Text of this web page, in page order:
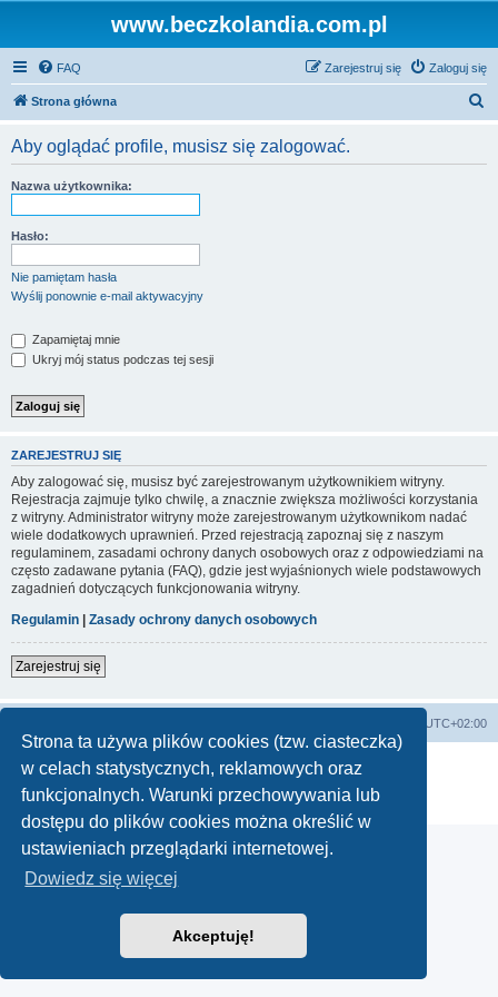
Strona ta używa plików cookies (tzw. ciasteczka)
w celach statystycznych, reklamowych oraz
funkcjonalnych. Warunki przechowywania lub
dostępu do plików cookies można określić w
ustawieniach przeglądarki internetowej.
Dowiedz się więcej
Akceptuję!
www.beczkolandia.com.pl
FAQ Zaloguj się
Zarejestruj się
Strona główna
Aby oglądać profile, musisz się zalogować.
Nazwa użytkownika:
Hasło:
Nie pamiętam hasła
Wyślij ponownie e-mail aktywacyjny
Zapamiętaj mnie
Ukryj mój status podczas tej sesji
ZAREJESTRUJ SIĘ
Aby zalogować się, musisz być zarejestrowanym użytkownikiem witryny.
Rejestracja zajmuje tylko chwilę, a znacznie zwiększa możliwości korzystania
z witryny. Administrator witryny może zarejestrowanym użytkownikom nadać
wiele dodatkowych uprawnień. Przed rejestracją zapoznaj się z naszym
regulaminem, zasadami ochrony danych osobowych oraz z odpowiedziami na
często zadawane pytania (FAQ), gdzie jest wyjaśnionych wiele podstawowych
zagadnień dotyczących funkcjonowania witryny.
Regulamin | Zasady ochrony danych osobowych
Zarejestruj się
UTC+02:00
Technologię dostarczaphpBB ® Forum Software © phpBB Limited
Zasady ochrony danych osobowych|Regulamin